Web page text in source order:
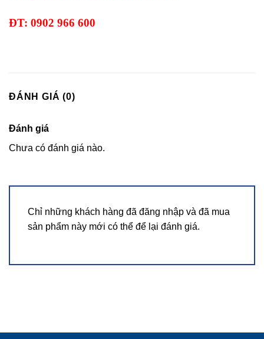
ĐT: 0902 966 600
ĐÁNH GIÁ (0)
Đánh giá
Chưa có đánh giá nào.
Chỉ những khách hàng đã đăng nhập và đã mua
sản phẩm này mới có thể để lại đánh giá.